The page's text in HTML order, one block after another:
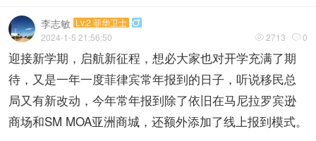
李志敏 Lv.2 菲华卫士 
 2713  0
2024-1-5 21:56:50
迎接新学期，启航新征程，想必大家也对开学充满了期
待，又是一年一度菲律宾常年报到的日子，听说移民总
局又有新改动，今年常年报到除了依旧在马尼拉罗宾逊
商场和SM MOA亚洲商城，还额外添加了线上报到模式。